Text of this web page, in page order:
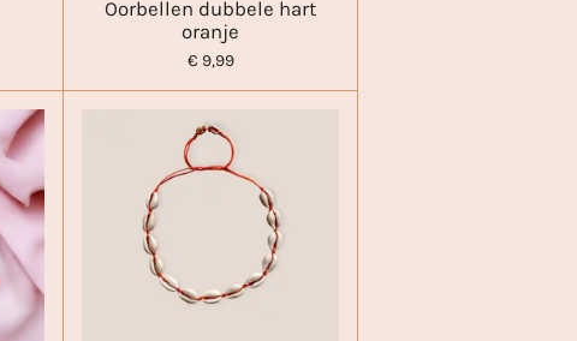
Oorbellen dubbele hart
oranje
€ 9,99